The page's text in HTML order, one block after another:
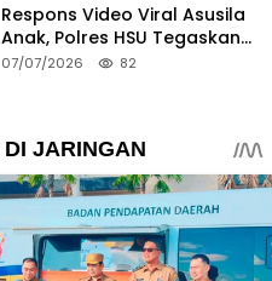
Respons Video Viral Asusila
Anak, Polres HSU Tegaskan
Penyidikan Berjalan dan
07/07/2026 82